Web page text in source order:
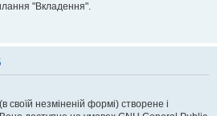
"Вкладення".
незміненій формі) створене і